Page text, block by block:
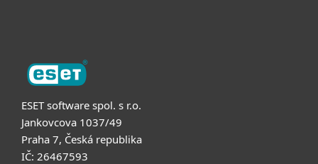
ESET software spol. s r.o.
Jankovcova 1037/49
Praha 7, Česká republika
IČ: 26467593